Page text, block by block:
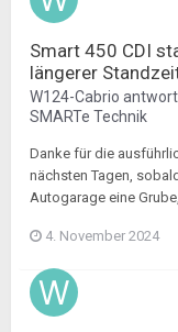
Smart 450 CDI
längerer
W124-Cabrio
SMARTe Technik
Danke für die
nächsten Tagen,
Autogarage eine
4. November 2024